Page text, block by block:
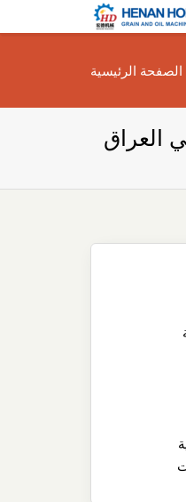
النباتية
بك
الصفحة الرئيسية
العراق